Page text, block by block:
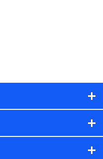
契約者と被保険者の関
内容、保険料、保険料
行距離などの情報、建
の更改案内等を提供し
・フィナンシャルグルー
約に関する情報。例と
氏名、住所、生年月